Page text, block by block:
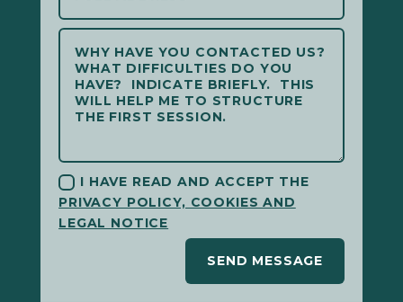
I HAVE READ AND ACCEPT THE
PRIVACY POLICY, COOKIES AND
LEGAL NOTICE
SEND MESSAGE